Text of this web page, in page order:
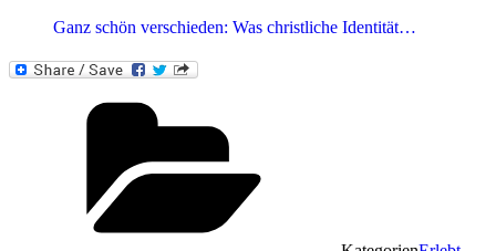
Ganz schön verschieden: Was christliche Identität…